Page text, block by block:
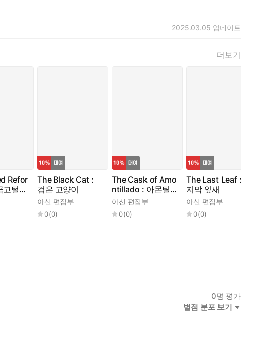
2025.03.05 업데이트
더보기
Refor
털이
The Black Cat :
검은 고양이
아신 편집부
0(0)
The Cask of Amo
ntillado : 아몬틸
라도의 술통
아신 편집부
0(0)
The Last Leaf : 마
지막 잎새
아신 편집부
0(0)
0명 평가
별점 분포 보기